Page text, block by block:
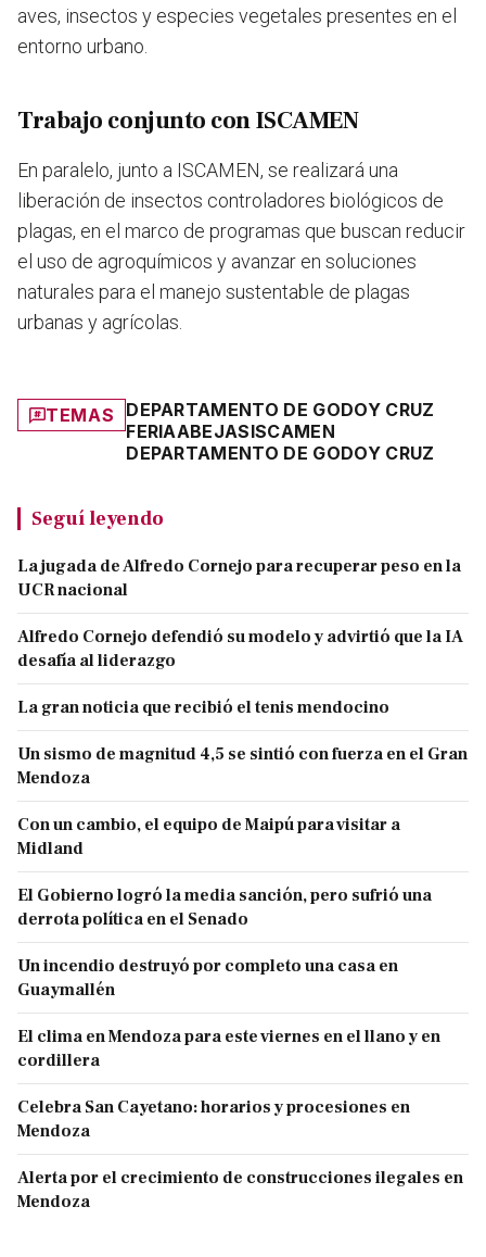
aves, insectos y especies vegetales presentes en el
entorno urbano.
Trabajo conjunto con ISCAMEN
En paralelo, junto a ISCAMEN, se realizará una
liberación de insectos controladores biológicos de
plagas, en el marco de programas que buscan reducir
el uso de agroquímicos y avanzar en soluciones
naturales para el manejo sustentable de plagas
urbanas y agrícolas.
TEMAS
DEPARTAMENTO DE GODOY CRUZ
FERIAABEJASISCAMEN
DEPARTAMENTO DE GODOY CRUZ
Seguí leyendo
La jugada de Alfredo Cornejo para recuperar peso en la
UCR nacional
Alfredo Cornejo defendió su modelo y advirtió que la IA
desafía al liderazgo
La gran noticia que recibió el tenis mendocino
Un sismo de magnitud 4,5 se sintió con fuerza en el Gran
Mendoza
Con un cambio, el equipo de Maipú para visitar a
Midland
El Gobierno logró la media sanción, pero sufrió una
derrota política en el Senado
Un incendio destruyó por completo una casa en
Guaymallén
El clima en Mendoza para este viernes en el llano y en
cordillera
Celebra San Cayetano: horarios y procesiones en
Mendoza
Alerta por el crecimiento de construcciones ilegales en
Mendoza